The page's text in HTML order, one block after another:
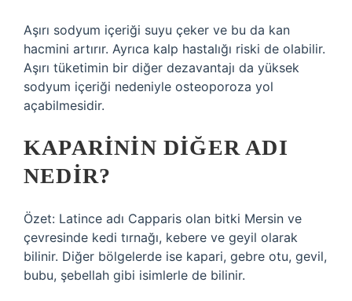
Aşırı sodyum içeriği suyu çeker ve bu da kan
hacmini artırır. Ayrıca kalp hastalığı riski de olabilir.
Aşırı tüketimin bir diğer dezavantajı da yüksek
sodyum içeriği nedeniyle osteoporoza yol
açabilmesidir.
KAPARININ DIĞER ADI
NEDIR?
Özet: Latince adı Capparis olan bitki Mersin ve
çevresinde kedi tırnağı, kebere ve geyil olarak
bilinir. Diğer bölgelerde ise kapari, gebre otu, gevil,
bubu, şebellah gibi isimlerle de bilinir.